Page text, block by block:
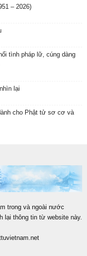
– 2026)
tình pháp lữ, cúng dàng
lại
cho Phật tử sơ cơ và
trong và ngoài nước
lại thông tin từ website này.